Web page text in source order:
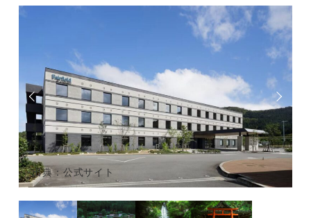
出典：公式サイト